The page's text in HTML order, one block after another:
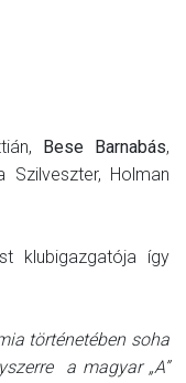
Bese Barnabás,
Szilveszter, Holman
klubigazgatója így
történetében soha
a magyar „A”